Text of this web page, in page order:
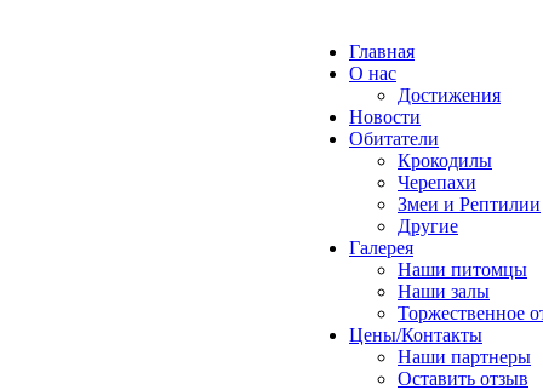
Главная
О нас
Достижения
Новости
Обитатели
Крокодилы
Черепахи
Змеи и Рептилии
Другие
Галерея
Наши питомцы
Наши залы
Торжественное
Цены/Контакты
Наши партнеры
Оставить отзыв